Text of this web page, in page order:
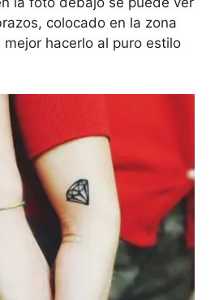
colocado en la zona
hacerlo al puro estilo